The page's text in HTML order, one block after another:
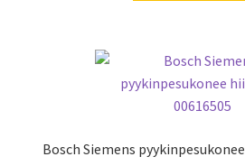
Bosch Siemens